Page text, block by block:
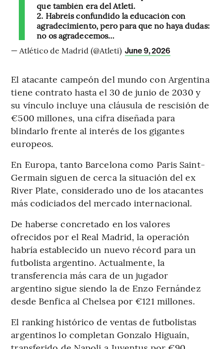
que también era del Atleti.
2. Habréis confundido la educación con
agradecimiento, pero para que no haya dudas:
no os agradecemos…
— Atlético de Madrid (@Atleti) June 9, 2026
El atacante campeón del mundo con Argentina
tiene contrato hasta el 30 de junio de 2030 y
su vínculo incluye una cláusula de rescisión de
€500 millones, una cifra diseñada para
blindarlo frente al interés de los gigantes
europeos.
En Europa, tanto Barcelona como Paris Saint-
Germain siguen de cerca la situación del ex
River Plate, considerado uno de los atacantes
más codiciados del mercado internacional.
De haberse concretado en los valores
ofrecidos por el Real Madrid, la operación
habría establecido un nuevo récord para un
futbolista argentino. Actualmente, la
transferencia más cara de un jugador
argentino sigue siendo la de Enzo Fernández
desde Benfica al Chelsea por €121 millones.
El ranking histórico de ventas de futbolistas
argentinos lo completan Gonzalo Higuaín,